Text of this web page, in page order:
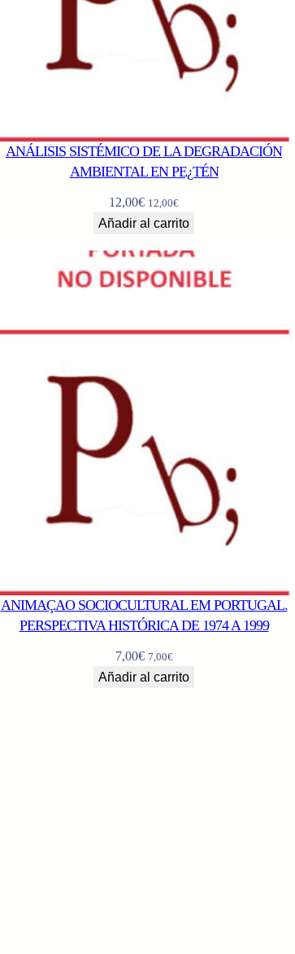
ANÁLISIS SISTÉMICO DE LA DEGRADACIÓN
AMBIENTAL EN PE¿TÉN
12,00€ 12,00€
Añadir al carrito
ANIMAÇAO SOCIOCULTURAL EM PORTUGAL.
PERSPECTIVA HISTÓRICA DE 1974 A 1999
7,00€ 7,00€
Añadir al carrito